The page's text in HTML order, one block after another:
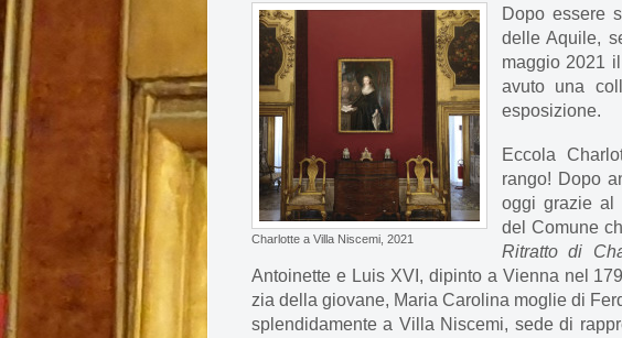
Charlotte a Villa Niscemi, 2021
Dopo essere
delle Aquile,
maggio 2021 il
avuto una
esposizione.
Eccola
rango! Dopo
oggi grazie al
del Comune
Ritratto di
Antoinette e Luis XVI, dipinto a Vienna nel
zia della giovane, Maria Carolina moglie di
splendidamente a Villa Niscemi, sede di